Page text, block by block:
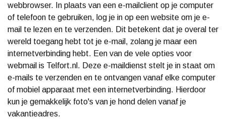
webbrowser. In plaats van een e-mailclient op je computer
of telefoon te gebruiken, log je in op een website om je e-
mail te lezen en te verzenden. Dit betekent dat je overal ter
wereld toegang hebt tot je e-mail, zolang je maar een
internetverbinding hebt. Een van de vele opties voor
webmail is Telfort.nl. Deze e-maildienst stelt je in staat om
e-mails te verzenden en te ontvangen vanaf elke computer
of mobiel apparaat met een internetverbinding. Hierdoor
kun je gemakkelijk foto's van je hond delen vanaf je
vakantieadres.